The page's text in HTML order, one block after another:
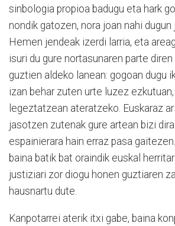
sinbologia propioa badugu eta hark
nondik gatozen, nora joan nahi dugun
Hemen jendeak izerdi larria, eta
isuri du gure nortasunaren parte
guztien aldeko lanean: gogoan dugu
izan behar zuten urte luzez
legeztatzean ateratzeko. Euskaraz
jasotzen zutenak gure artean bizi
espainierara hain erraz pasa
baina batik bat oraindik euskal
justiziari zor diogu honen guztiaren
hausnartu dute.
Kanpotarrei aterik itxi gabe, baina